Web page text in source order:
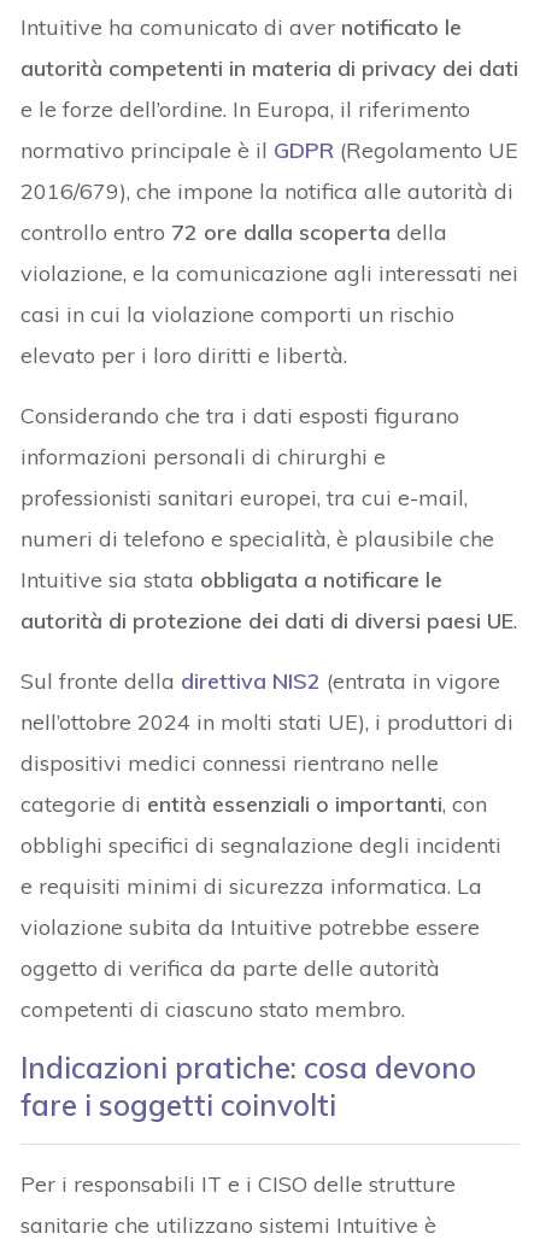
Intuitive ha comunicato di aver notificato le
autorità competenti in materia di privacy dei dati
e le forze dell’ordine. In Europa, il riferimento
normativo principale è il GDPR (Regolamento UE
2016/679), che impone la notifica alle autorità di
controllo entro 72 ore dalla scoperta della
violazione, e la comunicazione agli interessati nei
casi in cui la violazione comporti un rischio
elevato per i loro diritti e libertà.
Considerando che tra i dati esposti figurano
informazioni personali di chirurghi e
professionisti sanitari europei, tra cui e-mail,
numeri di telefono e specialità, è plausibile che
Intuitive sia stata obbligata a notificare le
autorità di protezione dei dati di diversi paesi UE.
Sul fronte della direttiva NIS2 (entrata in vigore
nell’ottobre 2024 in molti stati UE), i produttori di
dispositivi medici connessi rientrano nelle
categorie di entità essenziali o importanti, con
obblighi specifici di segnalazione degli incidenti
e requisiti minimi di sicurezza informatica. La
violazione subita da Intuitive potrebbe essere
oggetto di verifica da parte delle autorità
competenti di ciascuno stato membro.
Indicazioni pratiche: cosa devono
fare i soggetti coinvolti
Per i responsabili IT e i CISO delle strutture
sanitarie che utilizzano sistemi Intuitive è